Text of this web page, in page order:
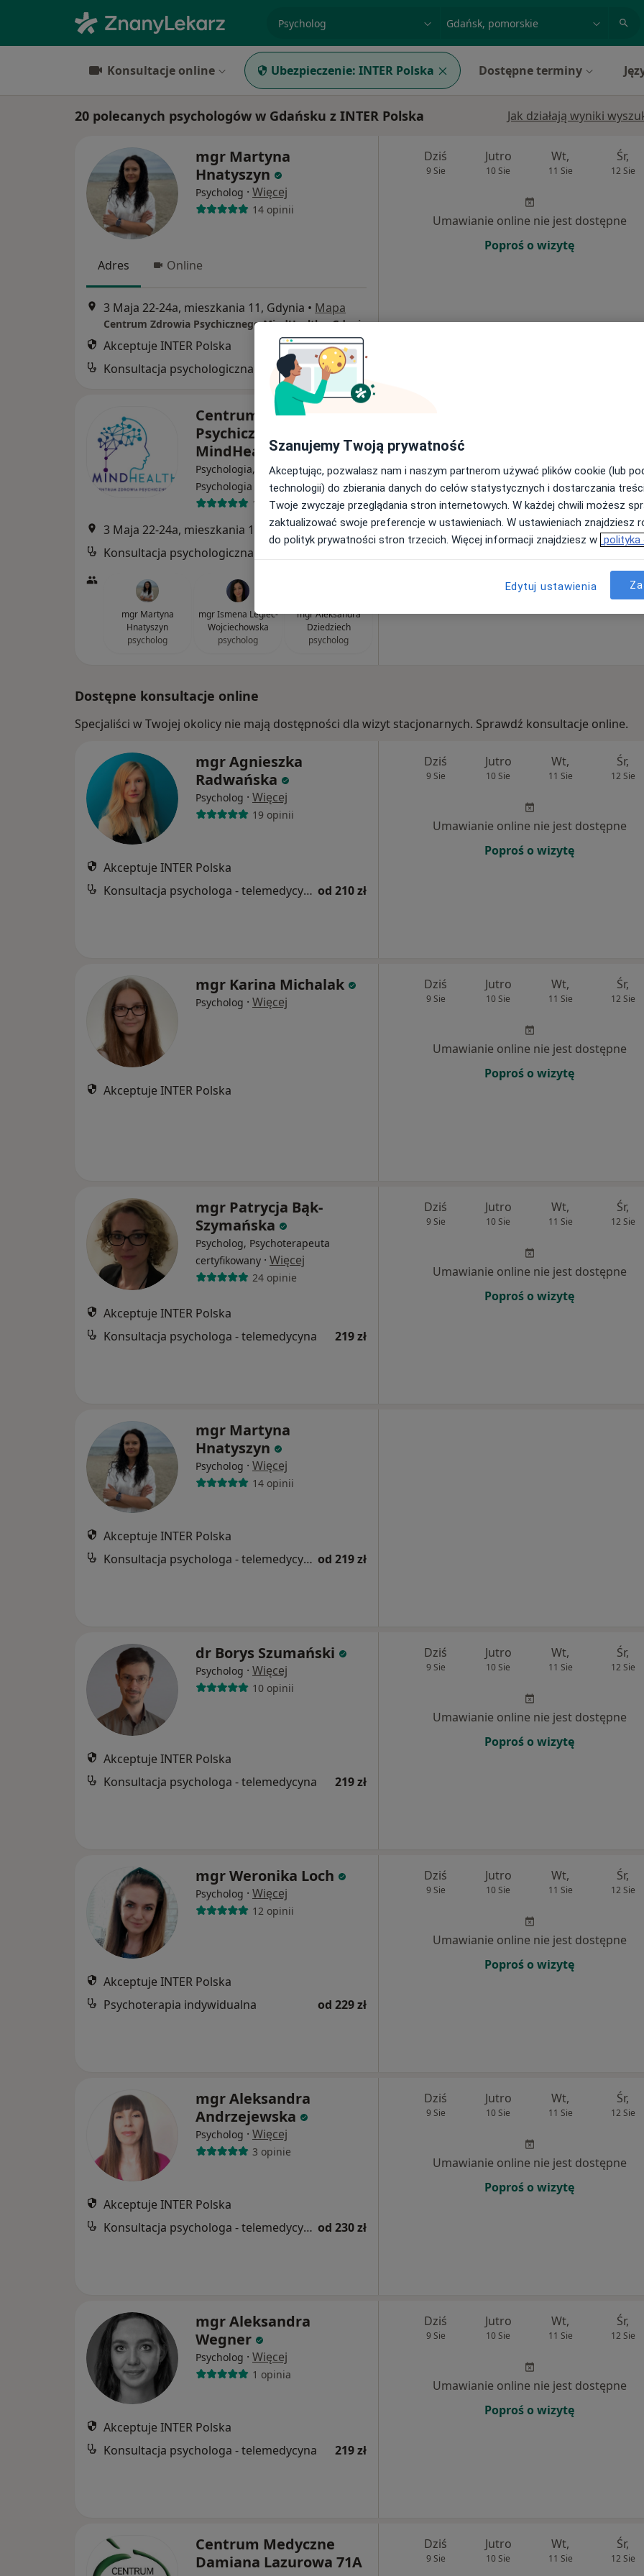
specjalizacja, badanie lub nazwiskomiasto lub dzielnica
Konsultacje online Ubezpieczenie: INTER Polska Dostępne terminy
20 polecanych psychologów w Gdańsku z INTER Polska Jak działają wyniki
mgr Martyna
Hnatyszyn
Psycholog · Więcej
14 opinii
Adres Online
3 Maja 22-24a, mieszkania 11, Gdynia • Mapa
Centrum Zdrowia Psychicznego MindHealth – Gdynia
Akceptuje INTER Polska
Konsultacja psychologiczna
od 229 zł
Dziś
9 Sie
Jutro
10 Sie
Wt,
11 Sie
Śr,
12 Sie
Umawianie online nie jest dostępne
Poproś o wizytę
Centrum Zdrowia
Psychicznego
MindHealth – Gdynia
Psychologia, Psychiatria,
Psychologia dziecięca·Więcej
16 opinii
3 Maja 22-24a, mieszkania 11, Gdynia• Mapa
Konsultacja psychologiczna
mgr Martyna
Hnatyszyn
psycholog
mgr Ismena Legieć-
Wojciechowska
psycholog
mgr Aleksandra
Dziedziech
psycholog
Umawianie online nie jest dostępne
Pokaż profil
Dostępne konsultacje online
Specjaliści w Twojej okolicy nie mają dostępności dla wizyt stacjonarnych. Sprawdź konsultacje online.
mgr Agnieszka
Radwańska
Psycholog · Więcej
19 opinii
Akceptuje INTER Polska
Konsultacja psychologa - telemedycyna od 210 zł
Dziś
9 Sie
Jutro
10 Sie
Wt,
11 Sie
Śr,
12 Sie
Umawianie online nie jest dostępne
Poproś o wizytę
mgr Karina Michalak
Psycholog · Więcej
Akceptuje INTER Polska
Dziś
9 Sie
Jutro
10 Sie
Wt,
11 Sie
Śr,
12 Sie
Umawianie online nie jest dostępne
Poproś o wizytę
mgr Patrycja Bąk-
Szymańska
Psycholog, Psychoterapeuta
certyfikowany · Więcej
24 opinie
Akceptuje INTER Polska
Konsultacja psychologa - telemedycyna
219 zł
Dziś
9 Sie
Jutro
10 Sie
Wt,
11 Sie
Śr,
12 Sie
Umawianie online nie jest dostępne
Poproś o wizytę
mgr Martyna
Hnatyszyn
Psycholog · Więcej
14 opinii
Akceptuje INTER Polska
Konsultacja psychologa - telemedycyna od 219 zł
dr Borys Szumański
Psycholog · Więcej
10 opinii
Akceptuje INTER Polska
Konsultacja psychologa - telemedycyna
219 zł
Dziś
9 Sie
Jutro
10 Sie
Wt,
11 Sie
Śr,
12 Sie
Umawianie online nie jest dostępne
Poproś o wizytę
mgr Weronika Loch
Psycholog · Więcej
12 opinii
Akceptuje INTER Polska
Psychoterapia indywidualna
od 229 zł
Dziś
9 Sie
Jutro
10 Sie
Wt,
11 Sie
Śr,
12 Sie
Umawianie online nie jest dostępne
Poproś o wizytę
mgr Aleksandra
Andrzejewska
Psycholog · Więcej
3 opinie
Akceptuje INTER Polska
Konsultacja psychologa - telemedycyna od 230 zł
Dziś
9 Sie
Jutro
10 Sie
Wt,
11 Sie
Śr,
12 Sie
Umawianie online nie jest dostępne
Poproś o wizytę
mgr Aleksandra
Wegner
Psycholog · Więcej
1 opinia
Akceptuje INTER Polska
Konsultacja psychologa - telemedycyna
219 zł
Dziś
9 Sie
Jutro
10 Sie
Wt,
11 Sie
Śr,
12 Sie
Umawianie online nie jest dostępne
Poproś o wizytę
Centrum Medyczne
Damiana Lazurowa 71A
Dziś
9 Sie
Jutro
10 Sie
Wt,
11 Sie
Śr,
12 Sie
Szanujemy Twoją prywatność
Akceptując, pozwalasz nam i naszym partnerom używać plików cookie (lub
technologii) do zbierania danych do celów statystycznych i dostarczania
Twoje zwyczaje przeglądania stron internetowych. W każdej chwili możesz
zaktualizować swoje preferencje w ustawieniach. W ustawieniach znajdziesz
do polityk prywatności stron trzecich. Więcej informacji znajdziesz w polityka
Edytuj ustawienia